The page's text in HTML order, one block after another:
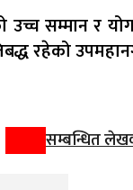
उच्च सम्मान र
रहेको
सम्बन्धित